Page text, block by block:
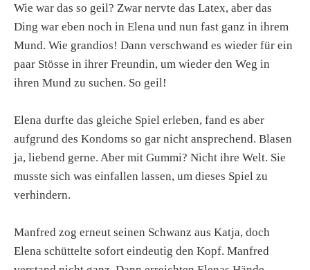
Wie war das so geil? Zwar nervte das Latex, aber das
Ding war eben noch in Elena und nun fast ganz in ihrem
Mund. Wie grandios! Dann verschwand es wieder für ein
paar Stösse in ihrer Freundin, um wieder den Weg in
ihren Mund zu suchen. So geil!
Elena durfte das gleiche Spiel erleben, fand es aber
aufgrund des Kondoms so gar nicht ansprechend. Blasen
ja, liebend gerne. Aber mit Gummi? Nicht ihre Welt. Sie
musste sich was einfallen lassen, um dieses Spiel zu
verhindern.
Manfred zog erneut seinen Schwanz aus Katja, doch
Elena schüttelte sofort eindeutig den Kopf. Manfred